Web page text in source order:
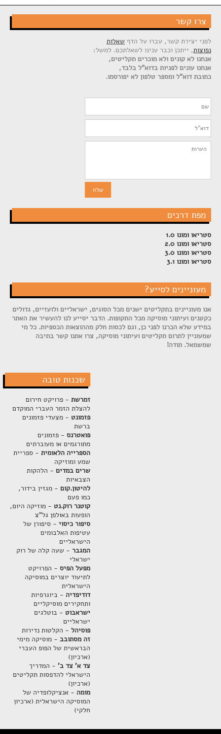
צרו קשר
לפני יצירת קשר, עברו על הדף שאלות
נפוצות, ייתכן וכבר ענינו לשאלתכם. למשל:
אנחנו לא קונים ולא מוכרים תקליטים,
אנחנו עונים לפניות בדוא"ל בלבד,
כתובת דוא"ל ומספר טלפון לא יפורסמו.
מפת דרכים
סטריאו ומונו 1.0
סטריאו ומונו 2.0
סטריאו ומונו 3.0
סטריאו ומונו 3.1
מעוניינים לסייע?
אנו מעוניינים בתקליטים ישנים מכל הסוגים, ישראליים ולועזיים, גדולים
כקטנים ועיתוני מוסיקה מכל התקופות. הדבר יסייע לנו להעשיר את האתר
במידע שלא הכרנו לפני כן, וגם לכסות חלק מההוצאות הכספיות. כל מי
שמעוניין לתרום תקליטים ועיתוני מוסיקה, צרו אתנו קשר בתיבה
שמשמאל. תודה!
שכנות טובה
זמרשת- פרויקט חירום
להצלת הזמר העברי המוקדם
פזמונט - מצעדי פזמונים
ברשת
פואטרנס- פזמונים
מתורגמים או מעוברתים
הספרייה הלאומית- ספריית
שמע ומוזיקה
שרים במדים- הלהקות
הצבאיות
להיטון.קום- מגזין בידור,
כמו פעם
קוטנר רוק.נט - מוזיקה היום,
הופעות באולפן גל"צ
סיפור כיסוי- סיפורן של
עטיפות האלבומים
הישראליים
המגבר- שעה קלה של רוק
ישראלי
מפעל הפיס- הפרויקט
לתיעוד יוצרים במוסיקה
הישראלית
דודיפדיה - ביוגרפיות
ותחקירים מוסיקליים
ישראבוט - בוטלגים
ישראליים
פוסיהל- הקלטות נדירות
זה מסתובב- מוסיקה מימי
הבראשית של הפופ העברי
(ארכיון)
צד א' צד ב'- המדריך
הישראלי להדפסות תקליטים
(ארכיון)
מומה - אנציקלופדיה של
המוסיקה הישראלית (ארכיון
חלקי)